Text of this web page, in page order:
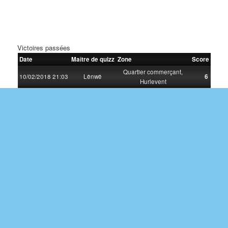
Victoires passées
Date Maître de quizz Zone Score
10/02/2018 21:03 Lënwë
Quartier commerçant,
Hurlevent
6